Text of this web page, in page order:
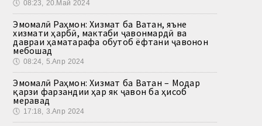
🕔 08:23, 20.Май 2024
Эмомалӣ Раҳмон: Хизмат ба Ватан, яъне
хизмати ҳарбӣ, мактаби ҷавонмардӣ ва
давраи ҳаматарафа обутоб ёфтани ҷавонон
мебошад
🕔 08:24, 5.Апр 2024
Эмомалӣ Раҳмон: Хизмат ба Ватан – Модар
қарзи фарзандии ҳар як ҷавон ба ҳисоб
меравад
🕔 17:18, 3.Апр 2024